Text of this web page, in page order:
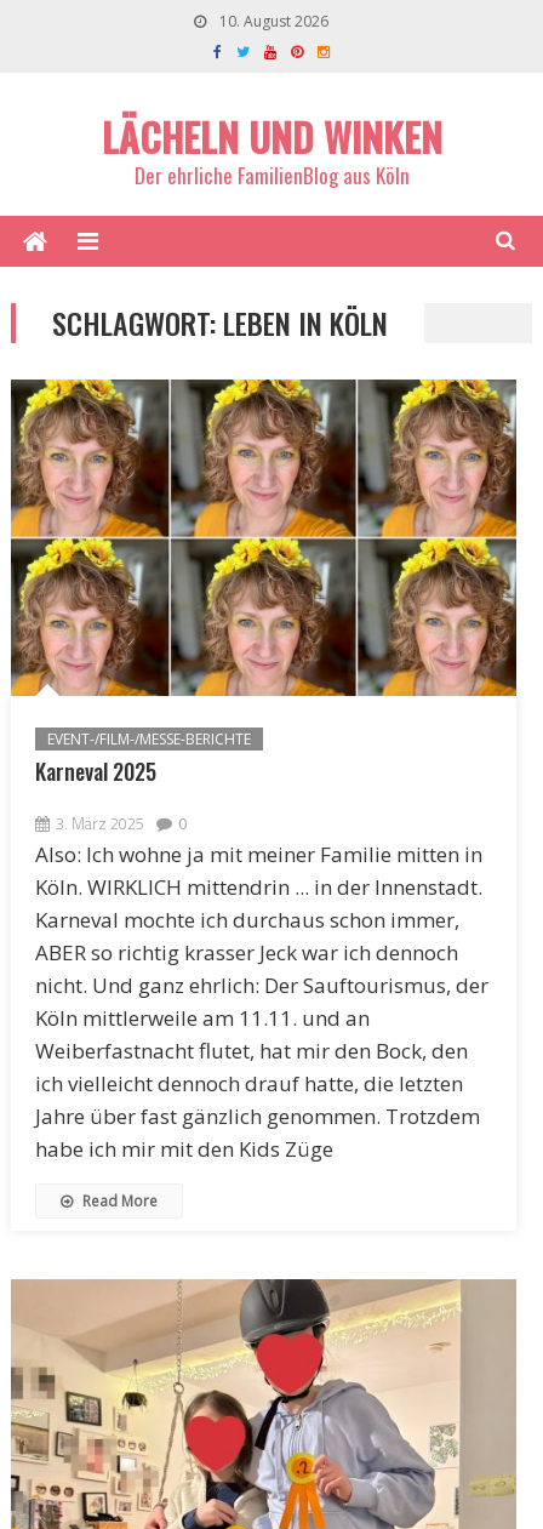
10. August 2026
LÄCHELN UND WINKEN
Der ehrliche FamilienBlog aus Köln
SCHLAGWORT:LEBEN IN KÖLN
EVENT-/FILM-/MESSE-BERICHTE
Karneval 2025
3. März 2025 0
Also: Ich wohne ja mit meiner Familie mitten in
Köln. WIRKLICH mittendrin ... in der Innenstadt.
Karneval mochte ich durchaus schon immer,
ABER so richtig krasser Jeck war ich dennoch
nicht. Und ganz ehrlich: Der Sauftourismus, der
Köln mittlerweile am 11.11. und an
Weiberfastnacht flutet, hat mir den Bock, den
ich vielleicht dennoch drauf hatte, die letzten
Jahre über fast gänzlich genommen. Trotzdem
habe ich mir mit den Kids Züge
Read More